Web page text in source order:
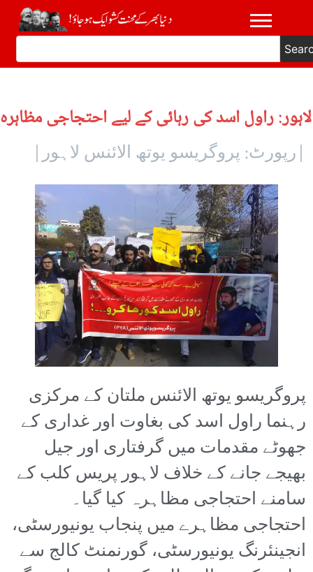
لاہور: راول اسد کی رہائی کے لیے احتجاجی مظاہرہ
|رپورٹ: پروگریسو یوتھ الائنس لاہور|
پروگریسو یوتھ الائنس ملتان کے مرکزی
رہنما راول اسد کی بغاوت اور غداری کے
جھوٹے مقدمات میں گرفتاری اور جیل
بھیجے جانے کے خلاف لاہور پریس کلب کے
سامنے احتجاجی مظاہرہ کیا گیا۔
احتجاجی مظاہرے میں پنجاب یونیورسٹی،
انجینئرنگ یونیورسٹی، گورنمنٹ کالج سے